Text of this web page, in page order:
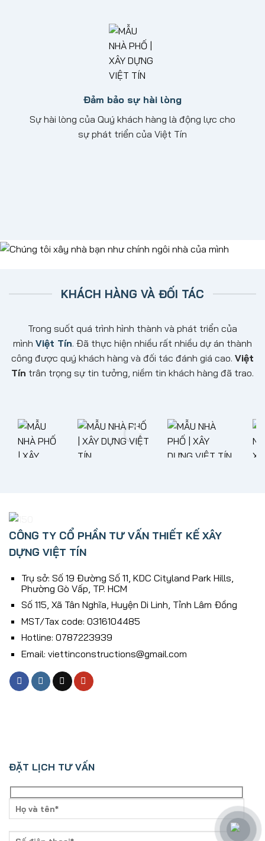
Đảm bảo sự hài lòng
Sự hài lòng của Quý khách hàng là động lực cho
sự phát triển của Việt Tín
KHÁCH HÀNG VÀ ĐỐI TÁC
Trong suốt quá trình hình thành và phát triển của
mình Việt Tín. Đã thực hiện nhiều rất nhiều dự án thành
công được quý khách hàng và đối tác đánh giá cao. Việt
Tín trân trọng sự tin tưởng, niềm tin khách hàng đã trao.
CÔNG TY CỔ PHẦN TƯ VẤN THIẾT KẾ XÂY
DỰNG VIỆT TÍN
Trụ sở: Số 19 Đường Số 11, KDC Cityland Park Hills,
Phường Gò Vấp, TP. HCM
Số 115, Xã Tân Nghĩa, Huyện Di Linh, Tỉnh Lâm Ðồng
MST/Tax code: 0316104485
Hotline: 0787223939
Email: viettinconstructions@gmail.com
ĐẶT LỊCH TƯ VẤN